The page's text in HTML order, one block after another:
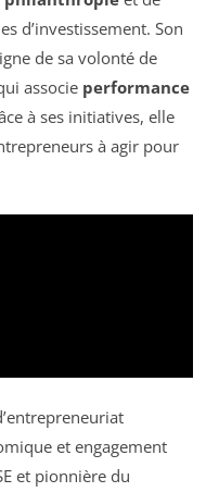
d’investissement. Son
de sa volonté de
associe performance
à ses initiatives, elle
à agir pour
et engagement
et pionnière du